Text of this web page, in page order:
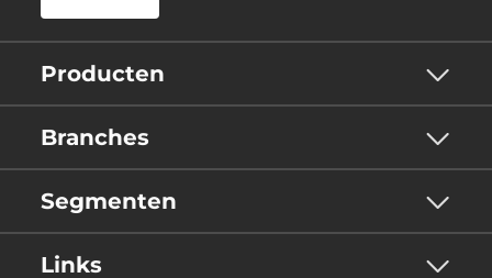
Producten
Branches
Segmenten
Links